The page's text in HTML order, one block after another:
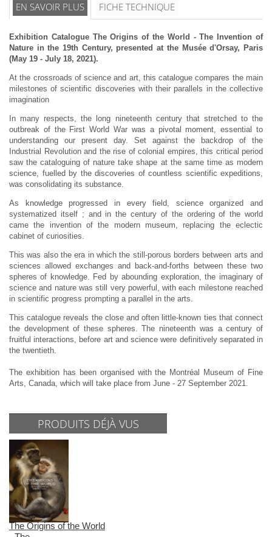
EN SAVOIR PLUS FICHE TECHNIQUE
Exhibition Catalogue The Origins of the World - The Invention of
Nature in the 19th Century, presented at the Musée d'Orsay, Paris
(May 19 - July 18, 2021).
At the crossroads of science and art, this catalogue compares the main
milestones of scientific discoveries with their parallels in the collective
imagination
In many respects, the long nineteenth century that stretched to the
outbreak of the First World War was a pivotal moment, essential to
understanding our present day. Set against the backdrop of the
Industrial Revolution and the rise of colonial empires, this critical period
saw the cataloguing of nature take shape at the same time as modern
science, fuelled by the discoveries of countless scientific expeditions,
was consolidating its substance.
As knowledge progressed in every field, science organized and
systematized itself ; and in the century of the ordering of the world
came the invention of the modern museum, replacing the eclectic
cabinet of curiosities.
This was also the era in which the still-porous borders between arts and
sciences allowed exchanges and back-and-forths between these two
spheres of knowledge. Fed by abounding exploration, the imaginary of
science and nature was still very powerful, with each milestone reached
in scientific progress prompting a parallel in the arts.
This catalogue reveals the close and often little-known ties that connect
the development of these spheres. The nineteenth was a century of
fruitful interactions, before art and science were definitively separated in
the twentieth.
The exhibition has been organised with the Montréal Museum of Fine
Arts, Canada, which will take place from June - 27 September 2021.
PRODUITS DÉJÀ VUS
The Origins of the World